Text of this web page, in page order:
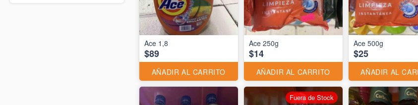
Ace 1,8
$89
AÑADIR AL CARRITO
Ace 250g
$14
AÑADIR AL CARRITO
Ace 500g
$25
AÑADIR AL
Fuera de Stock